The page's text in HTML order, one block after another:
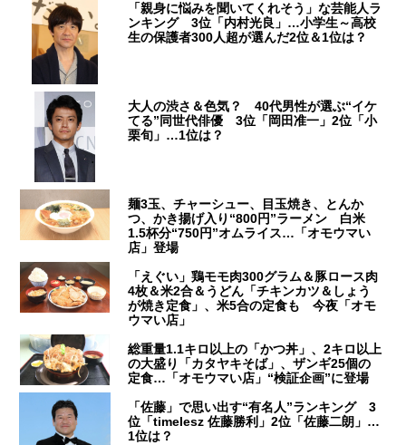
「親身に悩みを聞いてくれそう」な芸能人ラ
ンキング 3位「内村光良」…小学生～高校
生の保護者300人超が選んだ2位＆1位は？
大人の渋さ＆色気？ 40代男性が選ぶ“イケ
てる”同世代俳優 3位「岡田准一」2位「小
栗旬」…1位は？
麺3玉、チャーシュー、目玉焼き、とんか
つ、かき揚げ入り“800円”ラーメン 白米
1.5杯分“750円”オムライス…「オモウマい
店」登場
「えぐい」鶏モモ肉300グラム＆豚ロース肉
4枚＆米2合＆うどん「チキンカツ＆しょう
が焼き定食」、米5合の定食も 今夜「オモ
ウマい店」
総重量1.1キロ以上の「かつ丼」、2キロ以上
の大盛り「カタヤキそば」、ザンギ25個の
定食…「オモウマい店」“検証企画”に登場
「佐藤」で思い出す“有名人”ランキング 3
位「timelesz 佐藤勝利」2位「佐藤二朗」…
1位は？